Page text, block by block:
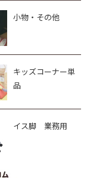
小物・その他
キッズコーナー単
品
イス脚 業務用